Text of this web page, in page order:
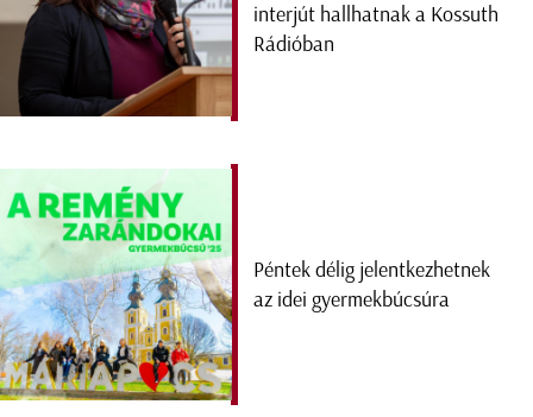
interjút hallhatnak a Kossuth
Rádióban
Péntek délig jelentkezhetnek
az idei gyermekbúcsúra